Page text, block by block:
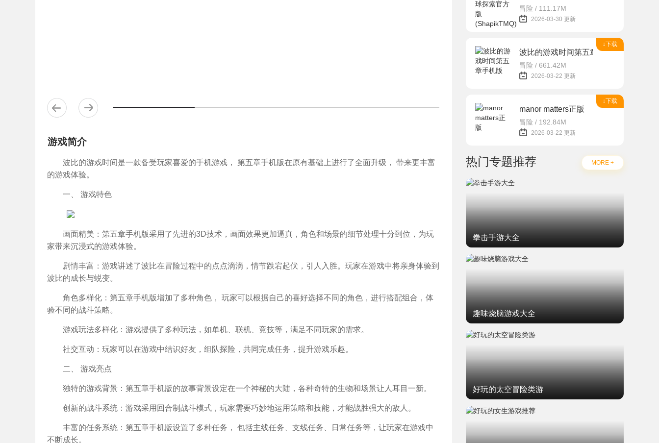
游戏简介
波比的游戏时间是一款备受玩家喜爱的手机游戏， 第五章手机版在原有基础上进行了全面升级， 带来更丰富
的游戏体验。
一、 游戏特色
画面精美：第五章手机版采用了先进的3D技术，画面效果更加逼真，角色和场景的细节处理十分到位，为玩
家带来沉浸式的游戏体验。
剧情丰富：游戏讲述了波比在冒险过程中的点点滴滴，情节跌宕起伏，引人入胜。玩家在游戏中将亲身体验到
波比的成长与蜕变。
角色多样化：第五章手机版增加了多种角色， 玩家可以根据自己的喜好选择不同的角色，进行搭配组合，体
验不同的战斗策略。
游戏玩法多样化：游戏提供了多种玩法，如单机、联机、竞技等，满足不同玩家的需求。
社交互动：玩家可以在游戏中结识好友，组队探险，共同完成任务，提升游戏乐趣。
二、 游戏亮点
独特的游戏背景：第五章手机版的故事背景设定在一个神秘的大陆，各种奇特的生物和场景让人耳目一新。
创新的战斗系统：游戏采用回合制战斗模式，玩家需要巧妙地运用策略和技能，才能战胜强大的敌人。
丰富的任务系统：第五章手机版设置了多种任务， 包括主线任务、支线任务、日常任务等，让玩家在游戏中
不断成长。
冒险 / 111.17M
2026-03-30 更新
↓下载
波比的游戏时间第五章手机版
冒险 / 661.42M
2026-03-22 更新
↓下载
manor matters正版
冒险 / 192.84M
2026-03-22 更新
热门专题推荐 MORE +
拳击手游大全
趣味烧脑游戏大全
好玩的太空冒险类游